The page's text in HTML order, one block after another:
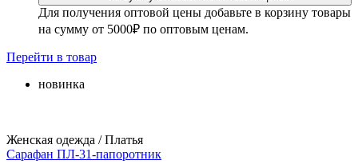
Для получения оптовой цены добавьте в корзину товары
на сумму от 5000₽ по оптовым ценам.
Перейти в товар
новинка
Женская одежда / Платья
Сарафан ПЛ-31-папоротник